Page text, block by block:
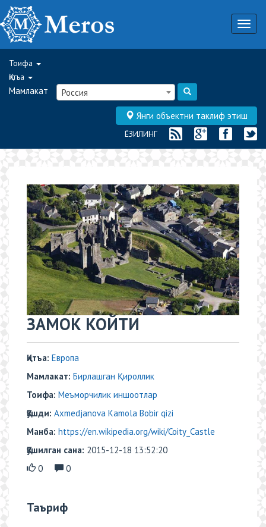
Тоифа
Қитъа
Мамлакат Россия
Янги объектни таклиф этиш
ЁЗИЛИНГ
ЗАМОК КОЙТИ
Қитъа: Европа
Мамлакат: Бирлашган Қироллик
Тоифа: Меъморчилик иншоотлар
Қўшди: Axmedjanova Kamola Bobir qizi
Манба: https://en.wikipedia.org/wiki/Coity_Castle
Қўшилган сана: 2015-12-18 13:52:20
0
0
Таъриф